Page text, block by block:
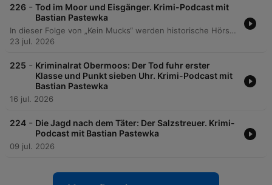
226 - Tod im Moor und Eisgänger. Krimi-Podcast mit
Bastian Pastewka
In dieser Folge von „Kein Mucks“ werden historische Hörspielschätze aus dem DDR-Archiv präsentiert. Im Mittelpunkt steht das Kriminalhörspiel „Tod im Moor“, in dem die Untersuchung einer alten Moorleiche zu illegalen Schwarzmarktgeschäften und persönlichen Verstrickungen führt, sowie der Krimi „Eisgänger“, der einen Brand in einer Werft an der Ostsee und die damit verbundenen familiären Konflikte thematisiert. Zusätzlich bietet die Episode tiefe Einblicke in die Geschichte des DDR-Krimis. Es wird die Entstehung der Radioserie „Tatbestand“ sowie des Fernsehklassikers „Polizeiruf 110“ beleuchtet und die beeindruckende Karriere des Schauspielers Jürgen Frohrieb nachgezeichnet.
23 jul. 2026
225 - Kriminalrat Obermoos: Der Tod fuhr erster
Klasse und Punkt sieben Uhr. Krimi-Podcast mit
Bastian Pastewka
16 jul. 2026
224 - Die Jagd nach dem Täter: Der Salzstreuer. Krimi-
Podcast mit Bastian Pastewka
09 jul. 2026